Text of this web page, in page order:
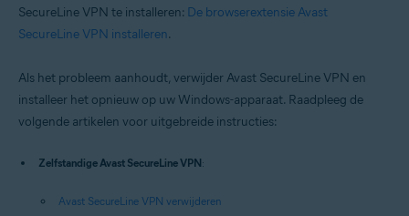
SecureLine VPN te installeren: De browserextensie Avast
SecureLine VPN installeren.
Als het probleem aanhoudt, verwijder Avast SecureLine VPN en
installeer het opnieuw op uw Windows-apparaat. Raadpleeg de
volgende artikelen voor uitgebreide instructies:
Zelfstandige Avast SecureLine VPN:
Avast SecureLine VPN verwijderen